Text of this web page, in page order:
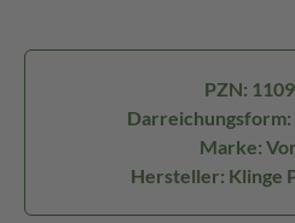
PZN:
Marke:
Hersteller: Klinge